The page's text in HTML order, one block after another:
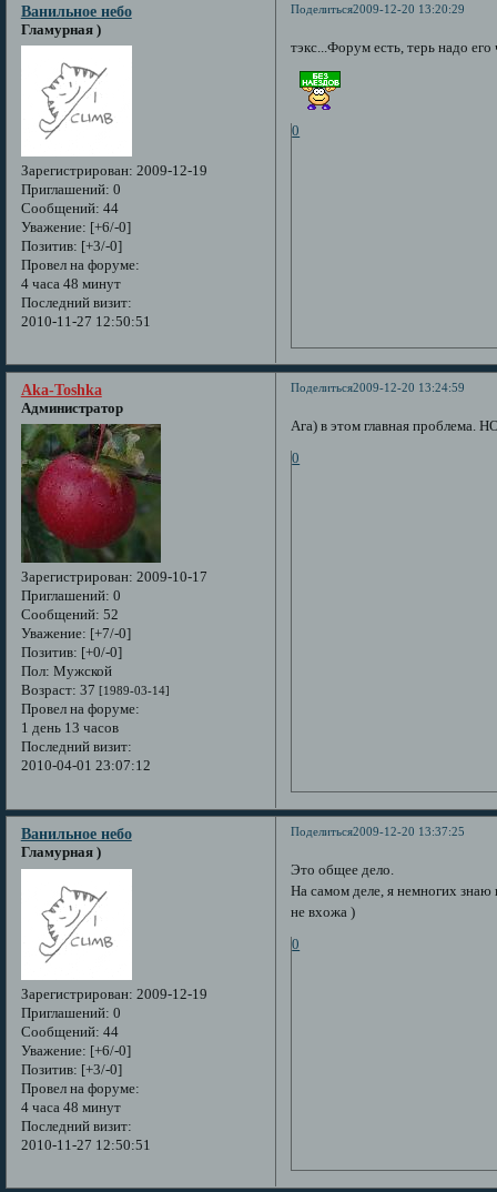
Поделиться2009-12-20 13:20:29
Ванильное небо
Гламурная )
Зарегистрирован: 2009-12-19
Приглашений: 0
Сообщений: 44
Уважение: [+6/-0]
Позитив: [+3/-0]
Провел на форуме:
4 часа 48 минут
Последний визит:
2010-11-27 12:50:51
тэкс...Форум есть, терь надо
0
Поделиться2009-12-20 13:24:59
Aka-Toshka
Администратор
Зарегистрирован: 2009-10-17
Приглашений: 0
Сообщений: 52
Уважение: [+7/-0]
Позитив: [+0/-0]
Пол: Мужской
Возраст: 37 [1989-03-14]
Провел на форуме:
1 день 13 часов
Последний визит:
2010-04-01 23:07:12
Ага) в этом главная проблема.
0
Поделиться2009-12-20 13:37:25
Ванильное небо
Гламурная )
Зарегистрирован: 2009-12-19
Приглашений: 0
Сообщений: 44
Уважение: [+6/-0]
Позитив: [+3/-0]
Провел на форуме:
4 часа 48 минут
Последний визит:
2010-11-27 12:50:51
Это общее дело.
На самом деле, я немногих
не вхожа )
0